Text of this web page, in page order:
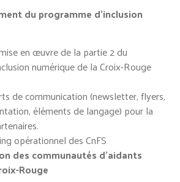
du programme d’inclusion
en œuvre de la partie 2 du
numérique de la Croix-Rouge
de communication (newsletter, flyers,
éléments de langage) pour la
opérationnel des CnFS
des communautés d’aidants
Rouge